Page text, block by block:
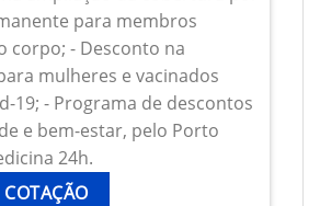
para membros
corpo; - Desconto na
mulheres e vacinados
19; - Programa de descontos
e bem-estar, pelo Porto
24h.